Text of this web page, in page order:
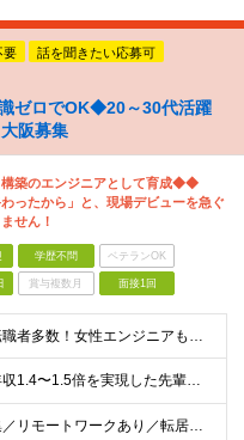
要 話を聞きたい応募可
ゼロでOK◆20～30代活躍
阪募集
築のエンジニアとして育成◆◆
わったから」と、現場デビューを急ぐ
せん！
学歴不問 ベテランOK
賞与複数月 面接1回
【異業種からの転職者多数！女性エンジニアも活躍中】 ◆学歴不問 ◆未経験OK ≪こんな方を歓迎しています≫ ◎未経験から成長できる環境で活躍したい方 ◎大学やスクールでIT系のスキルを学んだことのあ
【現場配属後、年収1.4〜1.5倍を実現した先輩も！残業代全額支給】 ◆給与は経験やスキルに応じて決定します ◆年俸制250万円～350万円（1/12を月々支給） ≪年収UPの例≫ ◎飲食業からのキ
【大阪・東京募集／リモートワークあり／転居を伴う転勤なし】 東京本社、大阪事務所、または東京23区内・関西（大阪・兵庫）の各クライアント先勤務 ◆入社後、約1年間はクライアント先ではなく 自社内（東